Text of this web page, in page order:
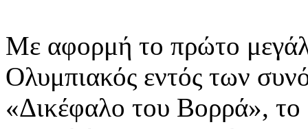
Με αφορμή το πρώτο
Ολυμπιακός εντός των
«Δικέφαλο του Βορρά», το